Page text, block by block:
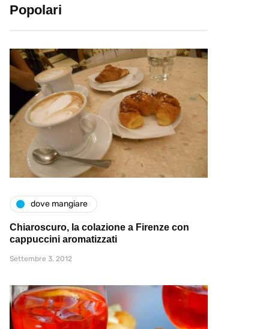
Popolari
dove mangiare
Chiaroscuro, la colazione a Firenze con
cappuccini aromatizzati
Settembre 3, 2012